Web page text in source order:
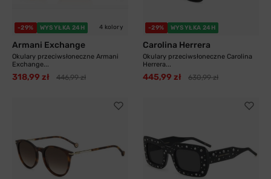
-29% WYSYŁKA 24H 4 kolory
Armani Exchange
Okulary przeciwsłoneczne Armani
Exchange...
318,99 zł 446,99 zł
-29% WYSYŁKA 24H
Carolina Herrera
Okulary przeciwsłoneczne Carolina
Herrera...
445,99 zł 630,99 zł